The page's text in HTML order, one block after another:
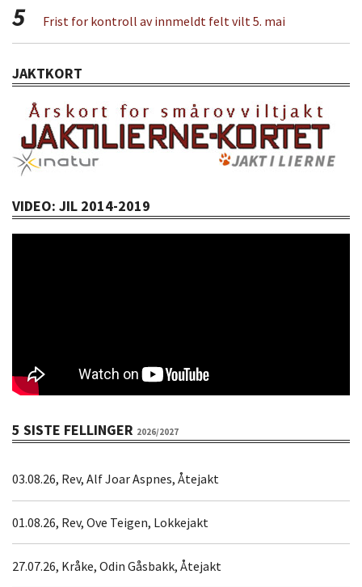
5 Frist for kontroll av innmeldt felt vilt 5. mai
JAKTKORT
VIDEO: JIL 2014-2019
5 SISTE FELLINGER 2026/2027
03.08.26, Rev, Alf Joar Aspnes, Åtejakt
01.08.26, Rev, Ove Teigen, Lokkejakt
27.07.26, Kråke, Odin Gåsbakk, Åtejakt